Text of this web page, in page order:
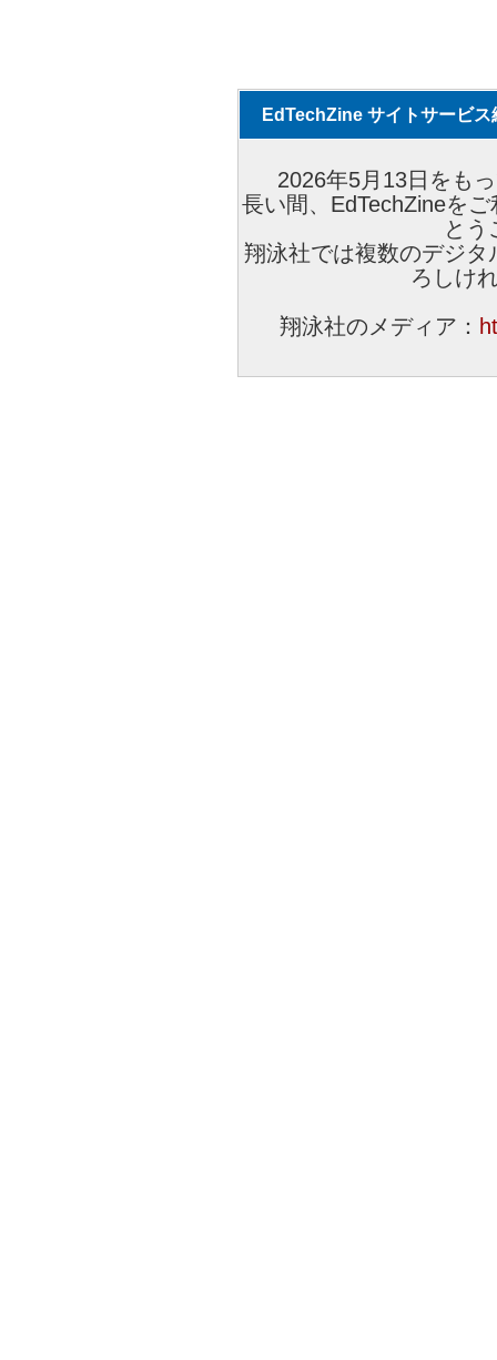
EdTechZine サイトサービス
2026年5月13日をも
長い間、EdTechZineを
とう
翔泳社では複数のデジ
ろしけ
翔泳社のメディア：